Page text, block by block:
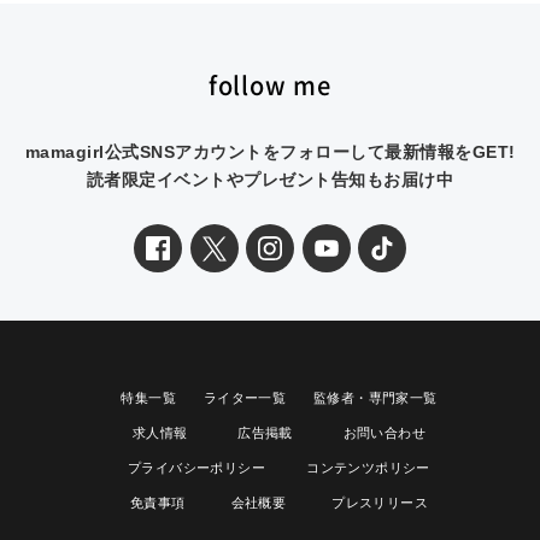
follow me
mamagirl公式SNSアカウントをフォローして最新情報をGET!
読者限定イベントやプレゼント告知もお届け中
特集一覧 ライター一覧 監修者・専門家一覧
求人情報 広告掲載 お問い合わせ
プライバシーポリシー コンテンツポリシー
免責事項 会社概要 プレスリリース